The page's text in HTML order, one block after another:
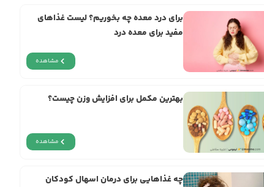
برای درد معده چه بخوریم؟ لیست غذاهای
مفید برای معده درد
مشاهده
بهترین مکمل برای افزایش وزن چیست؟
مشاهده
چه غذاهایی برای درمان اسهال کودکان